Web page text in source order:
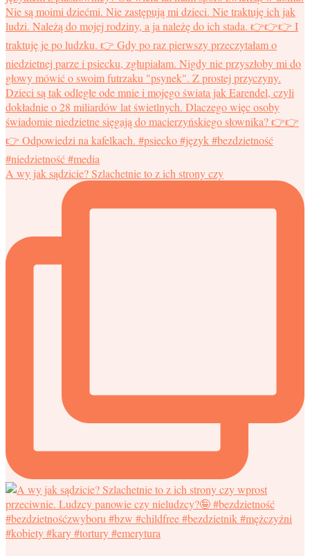
A wy jak sądzicie? Szlachetnie to z ich strony czy